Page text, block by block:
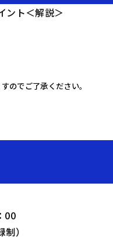
ント＜解説＞
のでご了承ください。
00
）